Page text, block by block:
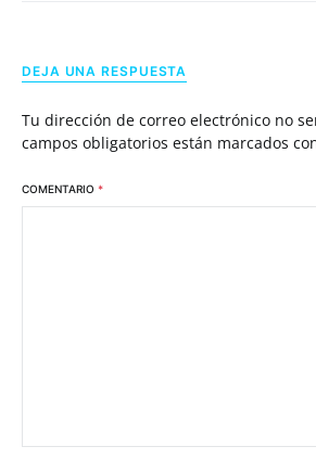
DEJA UNA RESPUESTA
Tu dirección de correo electrónico no
campos obligatorios están marcados
COMENTARIO *